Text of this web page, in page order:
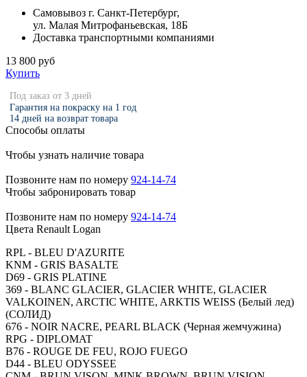
Самовывоз г. Санкт-Петербург,
ул. Малая Митрофаньевская, 18Б
Доставка транспортными компаниями
13 800 руб
Купить
Под заказ от 3 дней
Гарантия на покраску на 1 год
14 дней на возврат товара
Способы оплаты
Чтобы узнать наличие товара
Позвоните нам по номеру 924-14-74
Чтобы забронировать товар
Позвоните нам по номеру 924-14-74
Цвета Renault Logan
RPL - BLEU D'AZURITE
KNM - GRIS BASALTE
D69 - GRIS PLATINE
369 - BLANC GLACIER, GLACIER WHITE, GLACIER
VALKOINEN, ARCTIC WHITE, ARKTIS WEISS (Белый лед)
(СОЛИД)
676 - NOIR NACRE, PEARL BLACK (Черная жемчужина)
RPG - DIPLOMAT
B76 - ROUGE DE FEU, ROJO FUEGO
D44 - BLEU ODYSSEE